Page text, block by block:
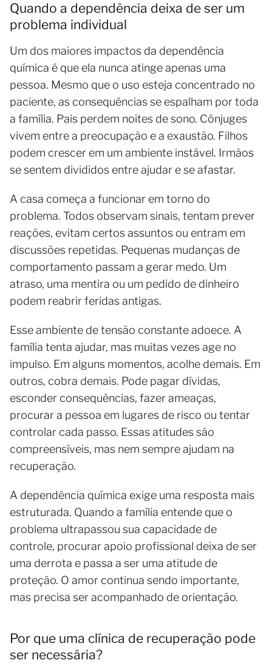
Quando a dependência deixa de ser um
problema individual
Um dos maiores impactos da dependência
química é que ela nunca atinge apenas uma
pessoa. Mesmo que o uso esteja concentrado no
paciente, as consequências se espalham por toda
a família. Pais perdem noites de sono. Cônjuges
vivem entre a preocupação e a exaustão. Filhos
podem crescer em um ambiente instável. Irmãos
se sentem divididos entre ajudar e se afastar.
A casa começa a funcionar em torno do
problema. Todos observam sinais, tentam prever
reações, evitam certos assuntos ou entram em
discussões repetidas. Pequenas mudanças de
comportamento passam a gerar medo. Um
atraso, uma mentira ou um pedido de dinheiro
podem reabrir feridas antigas.
Esse ambiente de tensão constante adoece. A
família tenta ajudar, mas muitas vezes age no
impulso. Em alguns momentos, acolhe demais. Em
outros, cobra demais. Pode pagar dívidas,
esconder consequências, fazer ameaças,
procurar a pessoa em lugares de risco ou tentar
controlar cada passo. Essas atitudes são
compreensíveis, mas nem sempre ajudam na
recuperação.
A dependência química exige uma resposta mais
estruturada. Quando a família entende que o
problema ultrapassou sua capacidade de
controle, procurar apoio profissional deixa de ser
uma derrota e passa a ser uma atitude de
proteção. O amor continua sendo importante,
mas precisa ser acompanhado de orientação.
Por que uma clínica de recuperação pode
ser necessária?